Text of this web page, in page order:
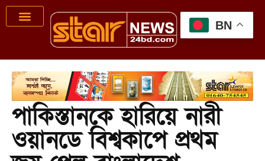
পাকিস্তানকে হারিয়ে নারী
ওয়ানডে বিশ্বকাপে প্রথম
BN